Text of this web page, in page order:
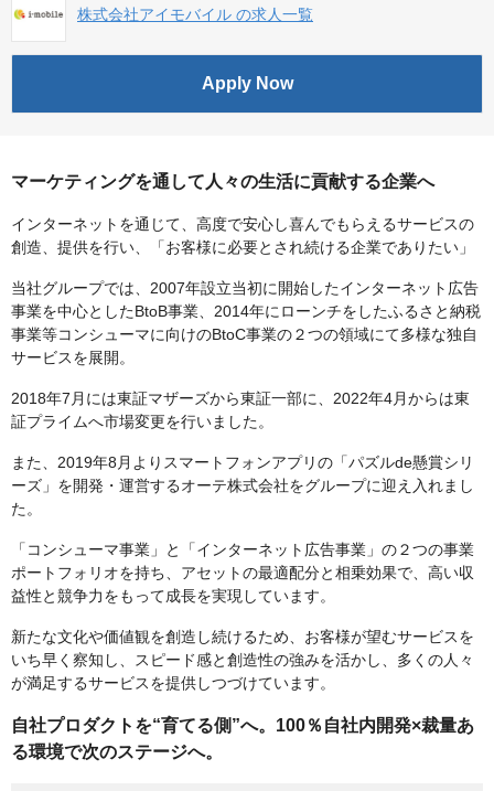
株式会社アイモバイル の求人一覧
Apply Now
マーケティングを通して人々の生活に貢献する企業へ
インターネットを通じて、高度で安心し喜んでもらえるサービスの
創造、提供を行い、「お客様に必要とされ続ける企業でありたい」
当社グループでは、2007年設立当初に開始したインターネット広告
事業を中心としたBtoB事業、2014年にローンチをしたふるさと納税
事業等コンシューマに向けのBtoC事業の２つの領域にて多様な独自
サービスを展開。
2018年7月には東証マザーズから東証一部に、2022年4月からは東
証プライムへ市場変更を行いました。
また、2019年8月よりスマートフォンアプリの「パズルde懸賞シリ
ーズ」を開発・運営するオーテ株式会社をグループに迎え入れまし
た。
「コンシューマ事業」と「インターネット広告事業」の２つの事業
ポートフォリオを持ち、アセットの最適配分と相乗効果で、高い収
益性と競争力をもって成長を実現しています。
新たな文化や価値観を創造し続けるため、お客様が望むサービスを
いち早く察知し、スピード感と創造性の強みを活かし、多くの人々
が満足するサービスを提供しつづけています。
自社プロダクトを“育てる側”へ。100％自社内開発×裁量あ
る環境で次のステージへ。